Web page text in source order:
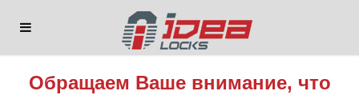
Обращаем Ваше внимание, что